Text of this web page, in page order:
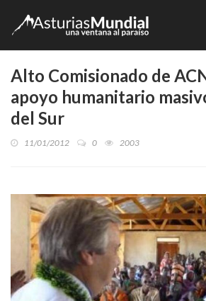
Alto Comisionado de
apoyo humanitario
del Sur
11/01/2012 0 2003